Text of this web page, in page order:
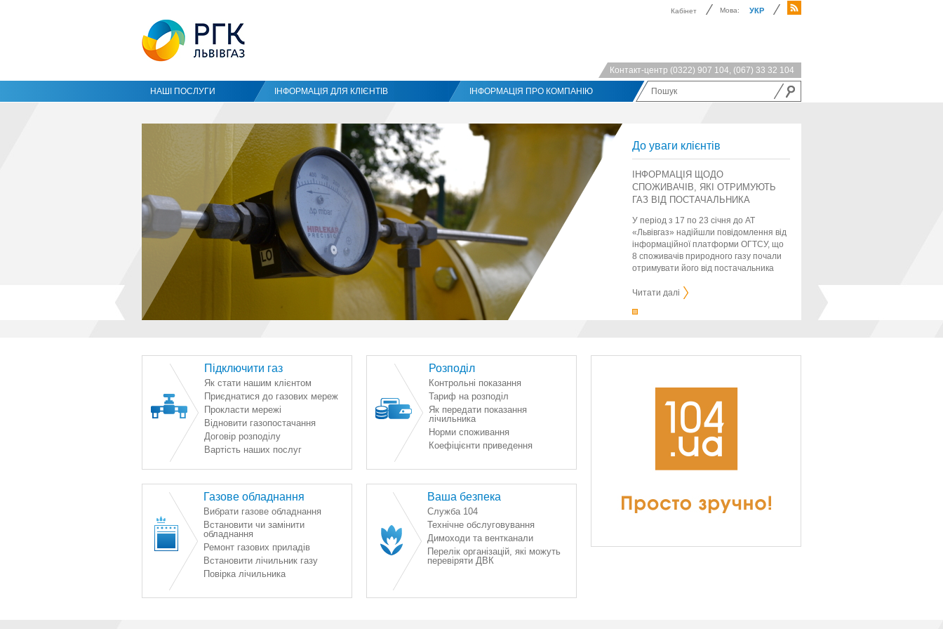
Кабінет Мова: УКР
Контакт-центр (0322) 907 104, (067) 33 32 104
НАШІ ПОСЛУГИ ІНФОРМАЦІЯ ДЛЯ КЛІЄНТІВ ІНФОРМАЦІЯ ПРО КОМПАНІЮ
До уваги клієнтів
ІНФОРМАЦІЯ ЩОДО
СПОЖИВАЧІВ, ЯКІ ОТРИМУЮТЬ
ГАЗ ВІД ПОСТАЧАЛЬНИКА
У період з 17 по 23 січня до АТ
«Львівгаз» надійшли повідомлення від
інформаційної платформи ОГТСУ, що
8 споживачів природного газу почали
отримувати його від постачальника
Читати далі
Підключити газ
Як стати нашим клієнтом
Приєднатися до газових мереж
Прокласти мережі
Відновити газопостачання
Договір розподілу
Вартість наших послуг
Розподіл
Контрольні показання
Тариф на розподіл
Як передати показання
лічильника
Норми споживання
Коефіцієнти приведення
Газове обладнання
Вибрати газове обладнання
Встановити чи замінити
обладнання
Ремонт газових приладів
Встановити лічильник газу
Повірка лічильника
Ваша безпека
Служба 104
Технічне обслуговування
Димоходи та вентканали
Перелік організацій, які можуть
перевіряти ДВК